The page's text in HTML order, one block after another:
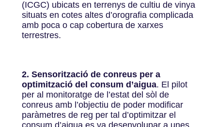
(ICGC) ubicats en terrenys de cultiu de vinya
situats en cotes altes d’orografia complicada
amb poca o cap cobertura de xarxes
terrestres.
2. Sensorització de conreus per a
optimització del consum d’aigua. El pilot
per al monitoratge de l’estat del sòl de
conreus amb l’objectiu de poder modificar
paràmetres de reg per tal d’optimitzar el
consum d’aigua es va desenvolupar a unes